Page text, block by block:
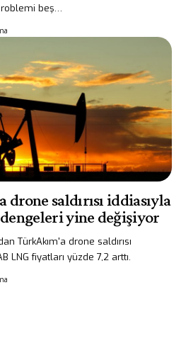
beş…
drone saldırısı iddiasıyla
dengeleri yine değişiyor
TürkAkım'a drone saldırısı
LNG fiyatları yüzde 7,2 arttı.